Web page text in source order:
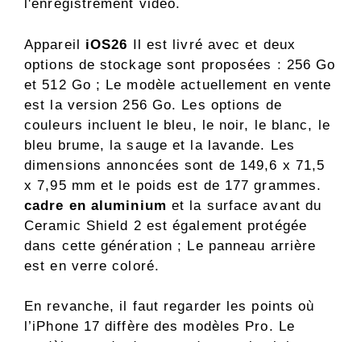
l'enregistrement vidéo.
Appareil iOS26 Il est livré avec et deux
options de stockage sont proposées : 256 Go
et 512 Go ; Le modèle actuellement en vente
est la version 256 Go. Les options de
couleurs incluent le bleu, le noir, le blanc, le
bleu brume, la sauge et la lavande. Les
dimensions annoncées sont de 149,6 x 71,5
x 7,95 mm et le poids est de 177 grammes.
cadre en aluminium et la surface avant du
Ceramic Shield 2 est également protégée
dans cette génération ; Le panneau arrière
est en verre coloré.
En revanche, il faut regarder les points où
l’iPhone 17 diffère des modèles Pro. Le